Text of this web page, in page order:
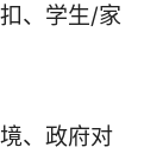
、学生/家
、政府对